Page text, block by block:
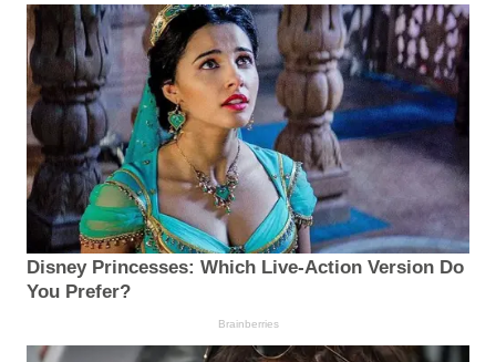
Disney Princesses: Which Live-Action Version Do
You Prefer?
Brainberries